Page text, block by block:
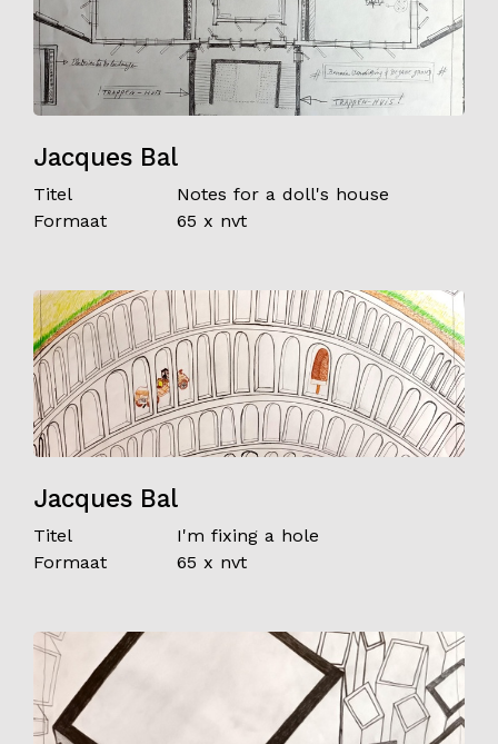
Jacques Bal
Titel
Notes for a doll's house
Formaat
65 x nvt
Jacques Bal
Titel
I'm fixing a hole
Formaat
65 x nvt